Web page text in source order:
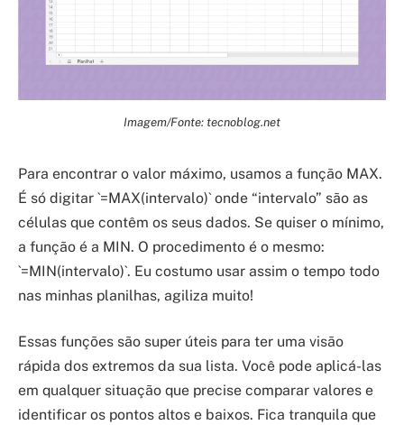
Imagem/Fonte: tecnoblog.net
Para encontrar o valor máximo, usamos a função MAX.
É só digitar `=MAX(intervalo)` onde “intervalo” são as
células que contêm os seus dados. Se quiser o mínimo,
a função é a MIN. O procedimento é o mesmo:
`=MIN(intervalo)`. Eu costumo usar assim o tempo todo
nas minhas planilhas, agiliza muito!
Essas funções são super úteis para ter uma visão
rápida dos extremos da sua lista. Você pode aplicá-las
em qualquer situação que precise comparar valores e
identificar os pontos altos e baixos. Fica tranquila que